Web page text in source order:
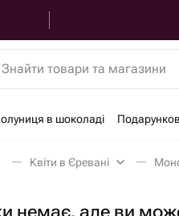
Знайти товари та магазини
в шоколаді
Квіти в Єревані
немає, але ви